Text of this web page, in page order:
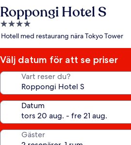
Roppongi Hotel S
4.0-
stjärnigt
Hotell med restaurang nära Tokyo Tower
Välj datum för att se priser
Vart reser du?
Datum
Gäster